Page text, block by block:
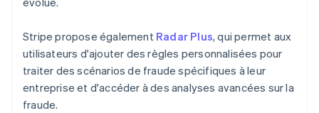
Stripe propose également Radar Plus, qui permet aux
utilisateurs d'ajouter des règles personnalisées pour
traiter des scénarios de fraude spécifiques à leur
entreprise et d'accéder à des analyses avancées sur la
fraude.